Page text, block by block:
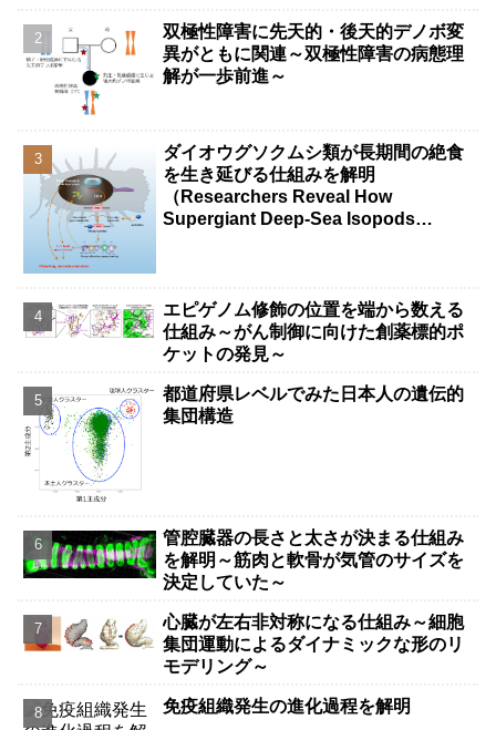
双極性障害に先天的・後天的デノボ変
異がともに関連～双極性障害の病態理
解が一歩前進～
ダイオウグソクムシ類が長期間の絶食
を生き延びる仕組みを解明
（Researchers Reveal How
Supergiant Deep-Sea Isopods
エピゲノム修飾の位置を端から数える
仕組み～がん制御に向けた創薬標的ポ
ケットの発見～
都道府県レベルでみた日本人の遺伝的
集団構造
管腔臓器の長さと太さが決まる仕組み
を解明～筋肉と軟骨が気管のサイズを
決定していた～
心臓が左右非対称になる仕組み～細胞
集団運動によるダイナミックな形のリ
モデリング～
免疫組織発生の進化過程を解明